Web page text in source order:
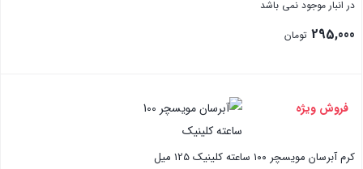
در انبار موجود نمی باشد
295,000 تومان
فروش ویژه
کرم آبرسان مویسچر ۱۰۰ ساعته کلینیک 125 میل